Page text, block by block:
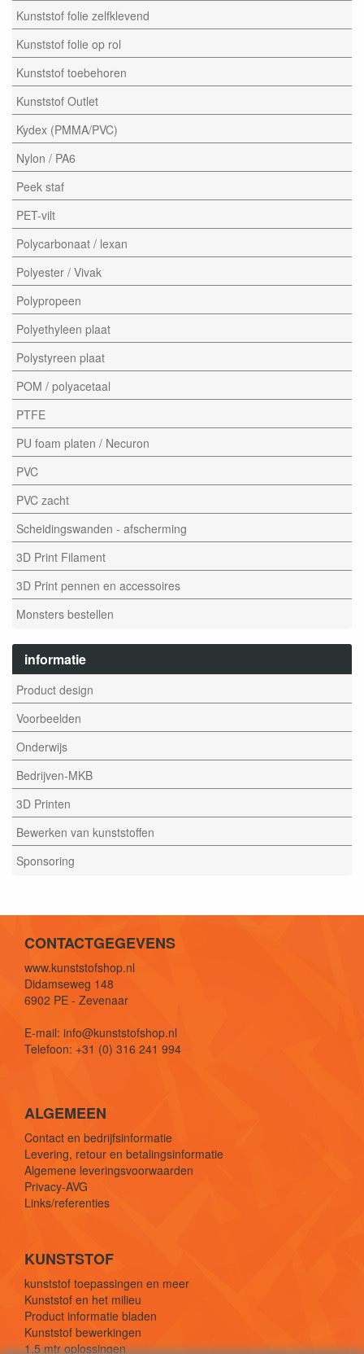
Kunststof folie zelfklevend
Kunststof folie op rol
Kunststof toebehoren
Kunststof Outlet
Kydex (PMMA/PVC)
Nylon / PA6
Peek staf
PET-vilt
Polycarbonaat / lexan
Polyester / Vivak
Polypropeen
Polyethyleen plaat
Polystyreen plaat
POM / polyacetaal
PTFE
PU foam platen / Necuron
PVC
PVC zacht
Scheidingswanden - afscherming
3D Print Filament
3D Print pennen en accessoires
Monsters bestellen
informatie
Product design
Voorbeelden
Onderwijs
Bedrijven-MKB
3D Printen
Bewerken van kunststoffen
Sponsoring
CONTACTGEGEVENS
www.kunststofshop.nl
Didamseweg 148
6902 PE - Zevenaar
E-mail: info@kunststofshop.nl
Telefoon: +31 (0) 316 241 994
ALGEMEEN
Contact en bedrijfsinformatie
Levering, retour en betalingsinformatie
Algemene leveringsvoorwaarden
Privacy-AVG
Links/referenties
KUNSTSTOF
kunststof toepassingen en meer
Kunststof en het milieu
Product informatie bladen
Kunststof bewerkingen
1,5 mtr oplossingen